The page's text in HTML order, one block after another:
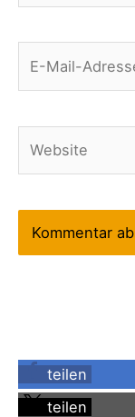
Mail-
teilen
teilen